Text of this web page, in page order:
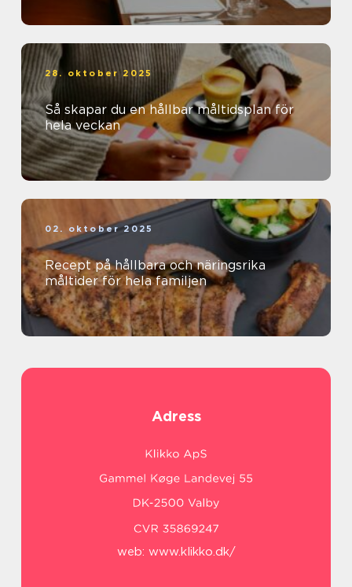
28. oktober 2025
Så skapar du en hållbar måltidsplan för
hela veckan
02. oktober 2025
Recept på hållbara och näringsrika
måltider för hela familjen
Adress
web: www.klikko.dk/